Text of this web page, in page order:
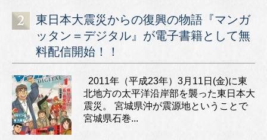
東日本大震災からの復興の物語『マンガ
ッタン＝デジタル』が電子書籍として無
料配信開始！！
2011年（平成23年）3月11日(金)に東
北地方の太平洋沿岸部を襲った東日本大
震災。 宮城県沖が震源地ということで
宮城県石巻...